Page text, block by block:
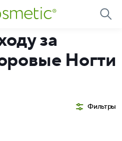
за
Ногти
Фильтры